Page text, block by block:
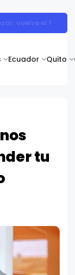
Ecuador Quito
Muestra de arte contemporáneo reunió a cuerpo diplomático y artistas nacionales en la Academia Diplomática Galo Plaza
tu